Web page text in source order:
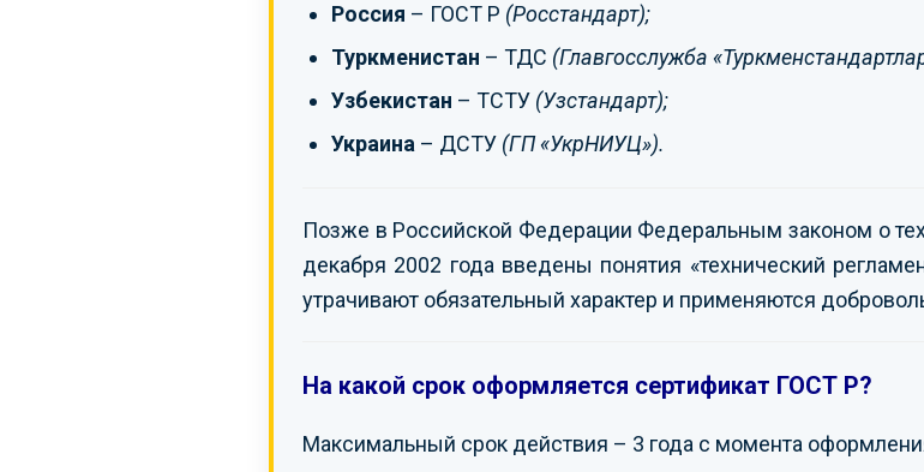
Россия – ГОСТ Р (Росстандарт);
Туркменистан – ТДС (Главгосслужба
Узбекистан – ТСТУ (Узстандарт);
Украина – ДСТУ (ГП «УкрНИУЦ»).
Позже в Российской Федерации Федеральным законом о
декабря 2002 года введены понятия «технический
утрачивают обязательный характер и применяются
На какой срок оформляется сертификат ГОСТ Р?
Максимальный срок действия – 3 года с момента